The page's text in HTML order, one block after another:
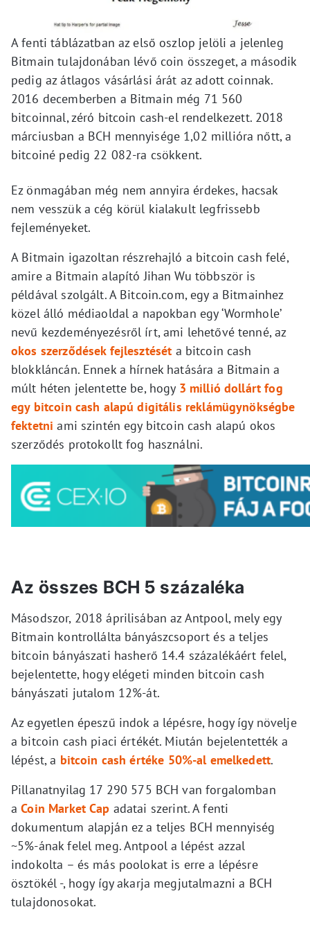
A fenti táblázatban az első oszlop jelöli a jelenleg
Bitmain tulajdonában lévő coin összeget, a második
pedig az átlagos vásárlási árát az adott coinnak.
2016 decemberben a Bitmain még 71 560
bitcoinnal, zéró bitcoin cash-el rendelkezett. 2018
márciusban a BCH mennyisége 1,02 millióra nőtt, a
bitcoiné pedig 22 082-ra csökkent.
Ez önmagában még nem annyira érdekes, hacsak
nem vesszük a cég körül kialakult legfrissebb
fejleményeket.
A Bitmain igazoltan részrehajló a bitcoin cash felé,
amire a Bitmain alapító Jihan Wu többször is
példával szolgált. A Bitcoin.com, egy a Bitmainhez
közel álló médiaoldal a napokban egy ‘Wormhole’
nevű kezdeményezésről írt, ami lehetővé tenné, az
okos szerződések fejlesztését a bitcoin cash
blokkláncán. Ennek a hírnek hatására a Bitmain a
múlt héten jelentette be, hogy 3 millió dollárt fog
egy bitcoin cash alapú digitális reklámügynökségbe
fektetni ami szintén egy bitcoin cash alapú okos
szerződés protokollt fog használni.
Az összes BCH 5 százaléka
Másodszor, 2018 áprilisában az Antpool, mely egy
Bitmain kontrollálta bányászcsoport és a teljes
bitcoin bányászati hasherő 14.4 százalékáért felel,
bejelentette, hogy elégeti minden bitcoin cash
bányászati jutalom 12%-át.
Az egyetlen épeszű indok a lépésre, hogy így növelje
a bitcoin cash piaci értékét. Miután bejelentették a
lépést, a bitcoin cash értéke 50%-al emelkedett.
Pillanatnyilag 17 290 575 BCH van forgalomban
aCoin Market Cap adatai szerint. A fenti
dokumentum alapján ez a teljes BCH mennyiség
~5%-ának felel meg. Antpool a lépést azzal
indokolta – és más poolokat is erre a lépésre
ösztökél -, hogy így akarja megjutalmazni a BCH
tulajdonosokat.